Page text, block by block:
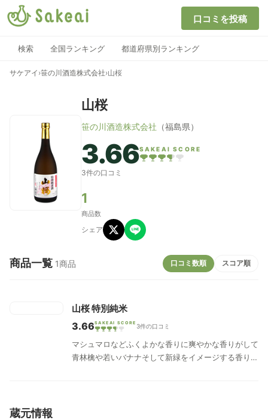
口コミを投稿
検索 全国ランキング 都道府県別ランキング
サケアイ ›笹の川酒造株式会社›山桜
山桜
笹の川酒造株式会社 （福島県）
3.66SAKEAI SCORE
3件の口コミ
1
商品数
シェア
商品一覧 1商品 口コミ数順 スコア順
山桜 特別純米
3.66SAKEAI SCORE 3件の口コミ
マシュマロなどふくよかな香りに爽やかな香りがして
青林檎や若いバナナそして新緑をイメージする香りを
蔵元情報